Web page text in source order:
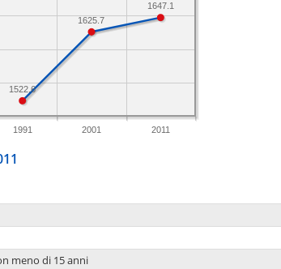
1991 2001 2011
1647.1
1625.7
1522.6
meno di 15 anni